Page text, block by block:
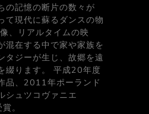
の記憶の断片の数々が
て現代に蘇るダンスの物
、リアルタイムの映
混在する中で家や家族を
タジーが生じ、故郷を遠
綴ります。 平成20年度
品、2011年ポーランド
シュツコヴァニエ
。